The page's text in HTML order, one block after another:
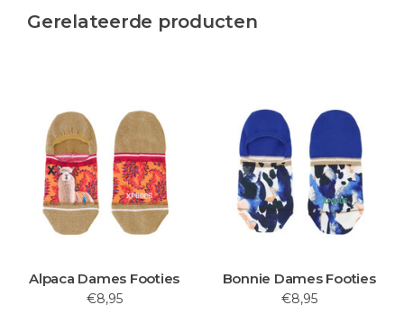
Gerelateerde producten
Bonnie Dames Footies
€8,95
Mirror Mirror Dames
Alpaca Sokken